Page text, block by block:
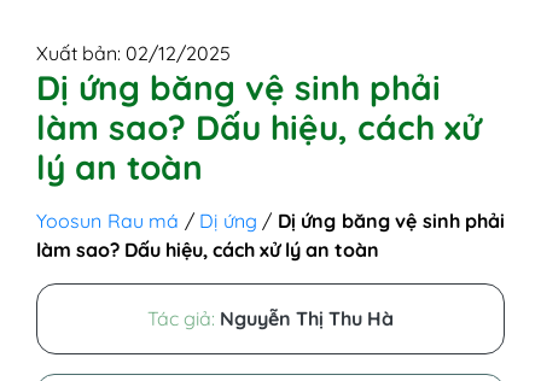
Xuất bản: 02/12/2025
Dị ứng băng vệ sinh phải
làm sao? Dấu hiệu, cách xử
lý an toàn
Yoosun Rau má / Dị ứng / Dị ứng băng vệ sinh phải
làm sao? Dấu hiệu, cách xử lý an toàn
Tác giả: Nguyễn Thị Thu Hà